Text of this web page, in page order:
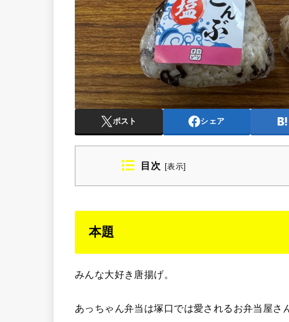
ポスト シェア
目次 [表示]
本題
みんな大好き唐揚げ。
あっちゃん弁当は塚口では愛されるお弁当屋さ